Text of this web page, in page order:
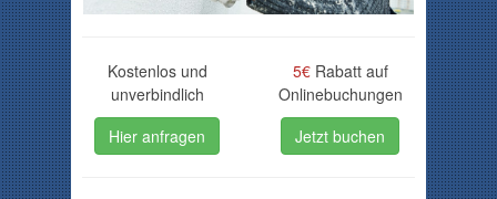
Kostenlos und
unverbindlich
5€ Rabatt auf
Onlinebuchungen
Hier anfragen
Jetzt buchen